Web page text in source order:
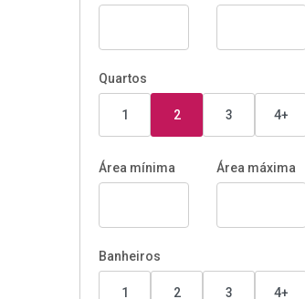
Quartos
1 2 3 4+
Área mínima Área máxima
Banheiros
1 2 3 4+